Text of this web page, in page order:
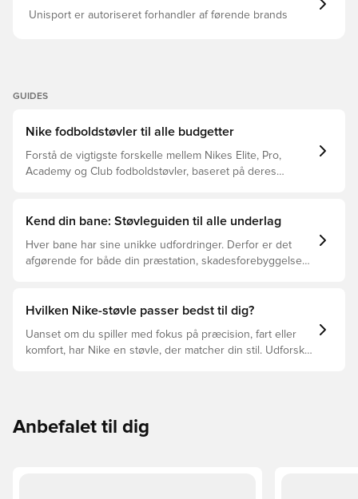
Unisport er autoriseret forhandler af førende brands
GUIDES
Nike fodboldstøvler til alle budgetter
Forstå de vigtigste forskelle mellem Nikes Elite, Pro,
Academy og Club fodboldstøvler, baseret på deres
Kend din bane: Støvleguiden til alle underlag
Hver bane har sine unikke udfordringer. Derfor er det
afgørende for både din præstation, skadesforebyggelse
støvler der er det bedste valg til de forskellige typer
Hvilken Nike-støvle passer bedst til dig?
Uanset om du spiller med fokus på præcision, fart eller
komfort, har Nike en støvle, der matcher din stil. Udforsk
Anbefalet til dig